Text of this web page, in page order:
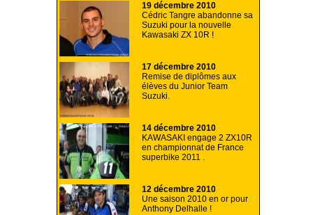
19 décembre 2010
Cédric Tangre abandonne sa
Suzuki pour la nouvelle
Kawasaki ZX 10R !
17 décembre 2010
Remise de diplômes aux
élèves du Junior Team
Suzuki.
14 décembre 2010
KAWASAKI engage 2 ZX10R
en championnat de France
superbike 2011 .
12 décembre 2010
Une saison 2010 en or pour
Anthony Delhalle !